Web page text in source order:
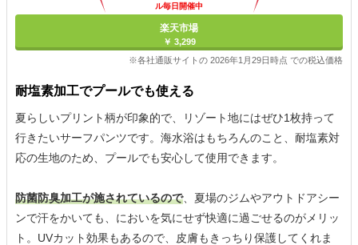
ル毎日開催中
楽天市場
￥ 3,299
※各社通販サイトの 2026年1月29日時点 での税込価格
耐塩素加工でプールでも使える
夏らしいプリント柄が印象的で、リゾート地にはぜひ1枚持って
行きたいサーフパンツです。海水浴はもちろんのこと、耐塩素対
応の生地のため、プールでも安心して使用できます。
防菌防臭加工が施されているので、夏場のジムやアウトドアシー
ンで汗をかいても、においを気にせず快適に過ごせるのがメリッ
ト。UVカット効果もあるので、皮膚もきっちり保護してくれま